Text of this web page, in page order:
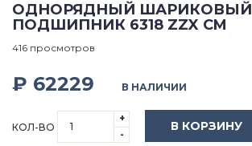
ОДНОРЯДНЫЙ ШАРИКОВЫЙ
ПОДШИПНИК 6318 ZZX CM
416 просмотров
₽ 62229 В НАЛИЧИИ
КОЛ-ВО
+
-
В КОРЗИНУ